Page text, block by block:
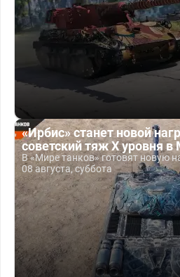
«Ирбис» станет новой
советский тяж X уровня в
В «Мире танков» готовят новую
08 августа, суббота